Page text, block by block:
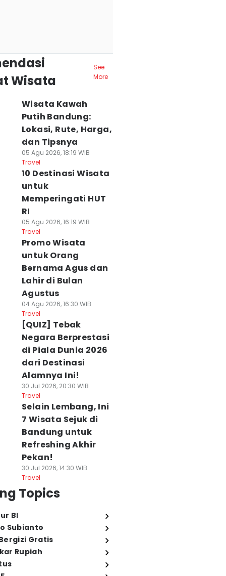
Wisata
See
More
Wisata Kawah
Putih Bandung:
Lokasi, Rute, Harga,
dan Tipsnya
05 Agu 2026, 18:19 WIB
Travel
10 Destinasi Wisata
untuk
Memperingati HUT
RI
05 Agu 2026, 16:19 WIB
Travel
Promo Wisata
untuk Orang
Bernama Agus dan
Lahir di Bulan
Agustus
04 Agu 2026, 16:30 WIB
Travel
[QUIZ] Tebak
Negara Berprestasi
di Piala Dunia 2026
dari Destinasi
Alamnya Ini!
30 Jul 2026, 20:30 WIB
Travel
Selain Lembang, Ini
7 Wisata Sejuk di
Bandung untuk
Refreshing Akhir
Pekan!
30 Jul 2026, 14:30 WIB
Travel
Topics
BI
Subianto
Gratis
Rupiah